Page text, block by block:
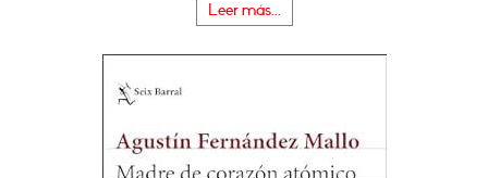
Leer más...